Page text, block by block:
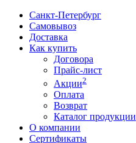
Санкт-Петербург
Самовывоз
Доставка
Как купить
Договора
Прайс-лист
Акции2
Оплата
Возврат
Каталог продукции
О компании
Сертификаты